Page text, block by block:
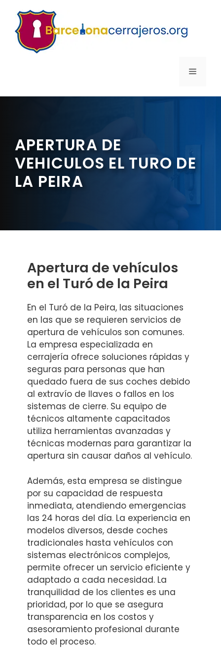
contenido
MENÚ
APERTURA DE
VEHICULOS EL TURO DE
LA PEIRA
Apertura de vehículos
en el Turó de la Peira
En el Turó de la Peira, las situaciones
en las que se requieren servicios de
apertura de vehículos son comunes.
La empresa especializada en
cerrajería ofrece soluciones rápidas y
seguras para personas que han
quedado fuera de sus coches debido
al extravío de llaves o fallos en los
sistemas de cierre. Su equipo de
técnicos altamente capacitados
utiliza herramientas avanzadas y
técnicas modernas para garantizar la
apertura sin causar daños al vehículo.
Además, esta empresa se distingue
por su capacidad de respuesta
inmediata, atendiendo emergencias
las 24 horas del día. La experiencia en
modelos diversos, desde coches
tradicionales hasta vehículos con
sistemas electrónicos complejos,
permite ofrecer un servicio eficiente y
adaptado a cada necesidad. La
tranquilidad de los clientes es una
prioridad, por lo que se asegura
transparencia en los costos y
asesoramiento profesional durante
todo el proceso.